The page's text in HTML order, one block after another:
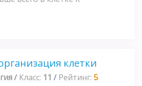
клетки
/ Класс: 11 / Рейтинг: 5